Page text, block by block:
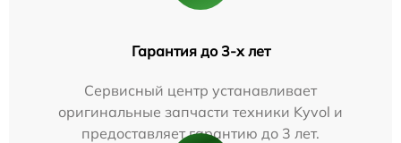
Гарантия до 3-х лет
Сервисный центр устанавливает
оригинальные запчасти техники Kyvol и
предоставляет гарантию до 3 лет.